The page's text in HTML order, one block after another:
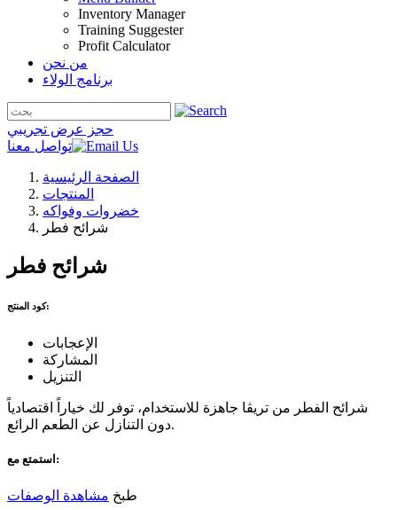
Inventory Manager
Training Suggester
Profit Calculator
من نحن
برنامج الولاء
حجز عرض تجريبي
تواصل معنا
الصفحة الرئيسية
المنتجات
خضروات وفواكه
شرائح فطر
شرائح فطر
كود المنتج:
الإعجابات
المشاركة
التنزيل
شرائح الفطر من تريڤا جاهزة للاستخدام، توفر لك خياراً اقتصادياً
دون التنازل عن الطعم الرائع.
استمتع مع:
طبخ مشاهدة الوصفات